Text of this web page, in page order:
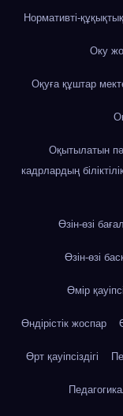
Нормативті-
Оку
Оқуға құштар
Оқытылатын
кадрлардың
Өзін-өзі
Өзін-өзі
Өмір
Өндірістік жоспар
Өрт қауіпсіздігі